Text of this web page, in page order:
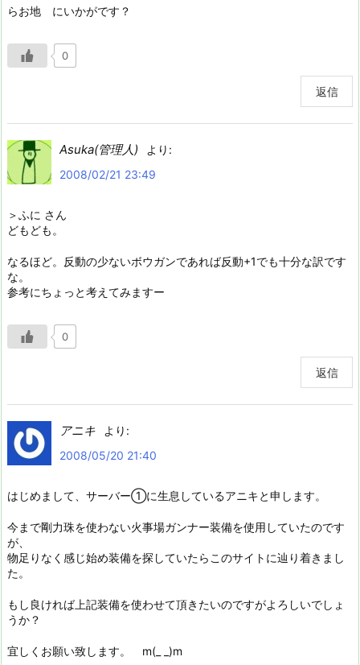
らお地 にいかがです？
0
返信
Asuka(管理人)
より:
2008/02/21 23:49
＞ふに さん
どもども。
なるほど。反動の少ないボウガンであれば反動+1でも十分な訳です
な。
参考にちょっと考えてみますー
0
返信
アニキ
より:
2008/05/20 21:40
はじめまして、サーバー①に生息しているアニキと申します。
今まで剛力珠を使わない火事場ガンナー装備を使用していたのです
が、
物足りなく感じ始め装備を探していたらこのサイトに辿り着きまし
た。
もし良ければ上記装備を使わせて頂きたいのですがよろしいでしょ
うか？
宜しくお願い致します。 m(_ _)m